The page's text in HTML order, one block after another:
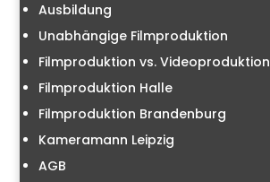
Ausbildung
Unabhängige Filmproduktion
Filmproduktion vs. Videoproduktion
Filmproduktion Halle
Filmproduktion Brandenburg
Kameramann Leipzig
AGB